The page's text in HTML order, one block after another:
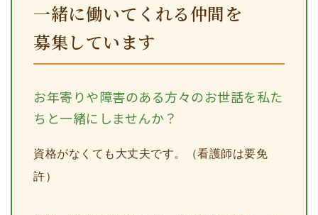
一緒に働いてくれる仲間を
募集しています
お年寄りや障害のある方々のお世話を私た
ちと一緒にしませんか？
資格がなくても大丈夫です。（看護師は要免
許）